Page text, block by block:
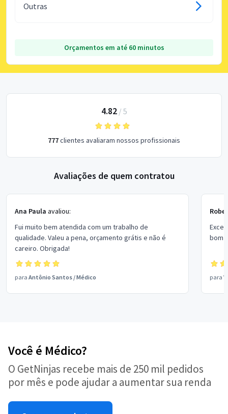
Outras
Orçamentos em até 60 minutos
4.82/ 5
777clientes avaliaram nossos profissionais
Avaliações de quem contratou
Ana Paula avaliou:
Fui muito bem atendida com um trabalho de
qualidade. Valeu a pena, orçamento grátis e não é
careiro. Obrigada!
para Antônio Santos /Médico
bom
para
Você é Médico?
O GetNinjas recebe mais de 250 mil pedidos
por mês e pode ajudar a aumentar sua renda